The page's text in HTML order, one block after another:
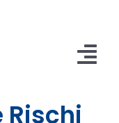
Home
Rischi